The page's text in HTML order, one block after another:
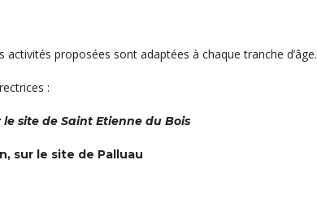
proposées sont adaptées à chaque tranche d’âge.
:
le site de Saint Etienne du Bois
sur le site de Palluau